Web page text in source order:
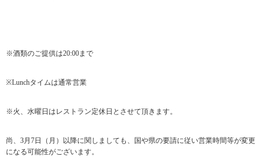
※酒類のご提供は20:00まで
※Lunchタイムは通常営業
※火、水曜日はレストラン定休日とさせて頂きます。
尚、3月7日（月）以降に関しましても、国や県の要請に従い営業時間等が変更
になる可能性がございます。